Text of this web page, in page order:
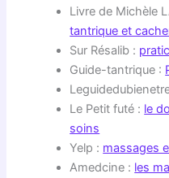
Livre de Michèle
tantrique et
Sur Résalib :
Guide-tantrique :
Le Petit futé : le
soins
Yelp : massages
Amedcine : les